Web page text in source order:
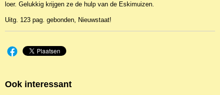
loer. Gelukkig krijgen ze de hulp van de Eskimuizen.
Uitg. 123 pag. gebonden, Nieuwstaat!
Ook interessant